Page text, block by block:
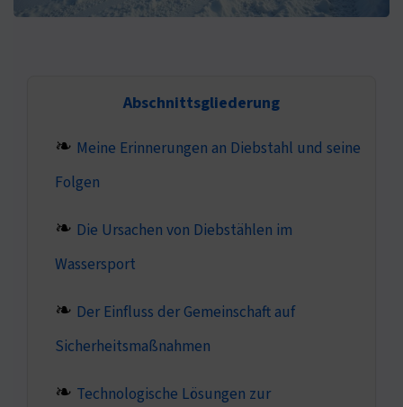
Abschnittsgliederung
Meine Erinnerungen an Diebstahl und seine
Folgen
Die Ursachen von Diebstählen im
Wassersport
Der Einfluss der Gemeinschaft auf
Sicherheitsmaßnahmen
Technologische Lösungen zur